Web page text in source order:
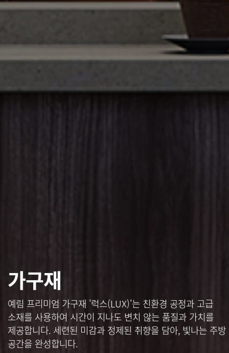
가구재
예림 프리미엄 가구재 '럭스(LUX)'는 친환경 공정과 고급
소재를 사용하여 시간이 지나도 변치 않는 품질과 가치를
제공합니다. 세련된 미감과 정제된 취향을 담아, 빛나는 주방
공간을 완성합니다.